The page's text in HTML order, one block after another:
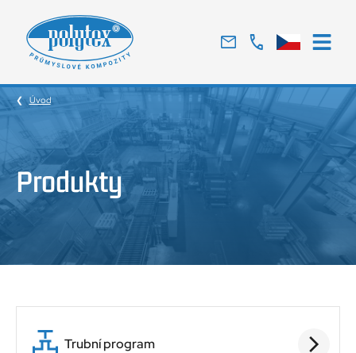
Tradiční
český
výrobce
skelných
Úvod
Produkty
Trubní program